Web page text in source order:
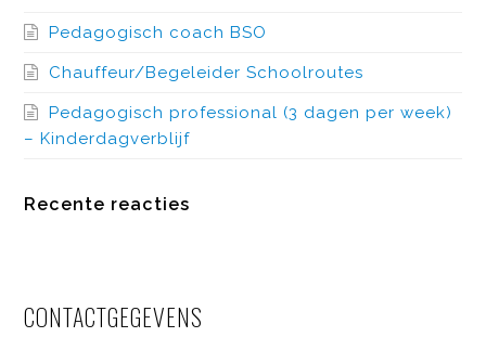
Pedagogisch coach BSO
Chauffeur/Begeleider Schoolroutes
Pedagogisch professional (3 dagen per week)
– Kinderdagverblijf
Recente reacties
CONTACTGEGEVENS